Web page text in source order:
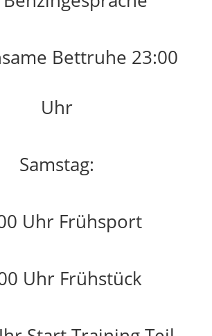
Bettruhe 23:00
Uhr
Samstag:
Uhr Frühsport
Uhr Frühstück